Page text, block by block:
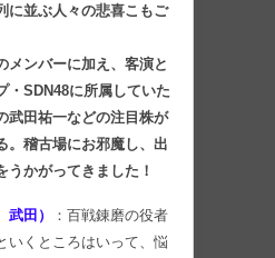
に並ぶ人々の悲喜こもご
メンバーに加え、客演と
・SDN48に所属していた
武田祐一などの注目株が
。稽古場にお邪魔し、出
うかがってきました！
田）
：百戦錬磨の役者
いくところはいって、悩